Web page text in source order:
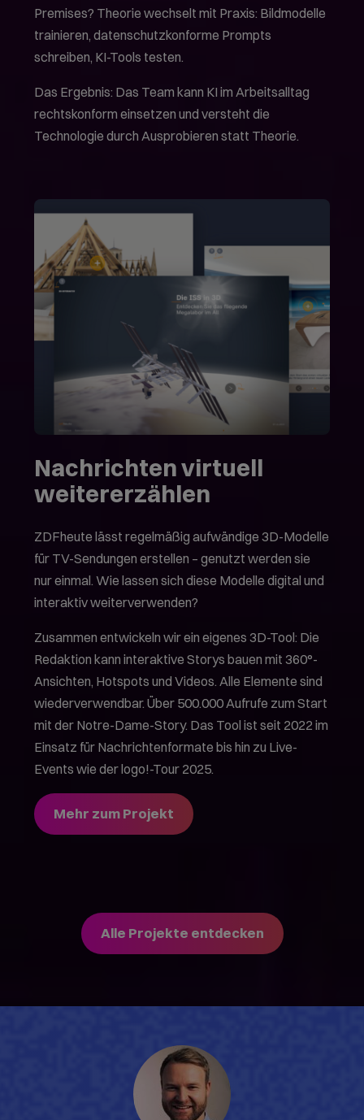
Premises? Theorie wechselt mit Praxis: Bildmodelle
trainieren, datenschutzkonforme Prompts
schreiben, KI-Tools testen.
Das Ergebnis: Das Team kann KI im Arbeitsalltag
rechtskonform einsetzen und versteht die
Technologie durch Ausprobieren statt Theorie.
Nachrichten virtuell
weitererzählen
ZDFheute lässt regelmäßig aufwändige 3D-Modelle
für TV-Sendungen erstellen – genutzt werden sie
nur einmal. Wie lassen sich diese Modelle digital und
interaktiv weiterverwenden?
Zusammen entwickeln wir ein eigenes 3D-Tool: Die
Redaktion kann interaktive Storys bauen mit 360°-
Ansichten, Hotspots und Videos. Alle Elemente sind
wiederverwendbar. Über 500.000 Aufrufe zum Start
mit der Notre-Dame-Story. Das Tool ist seit 2022 im
Einsatz für Nachrichtenformate bis hin zu Live-
Events wie der logo!-Tour 2025.
Mehr zum Projekt
Alle Projekte entdecken